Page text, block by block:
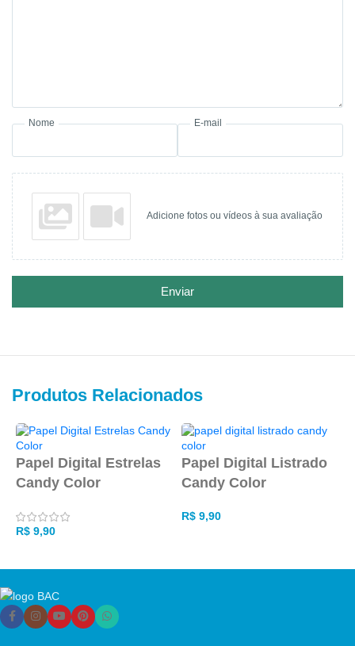
Nome E-mail
Adicione fotos ou vídeos à sua avaliação
Enviar
Produtos Relacionados
Papel Digital Estrelas
Candy Color
R$ 9,90
Papel Digital Listrado
Candy Color
R$9,90